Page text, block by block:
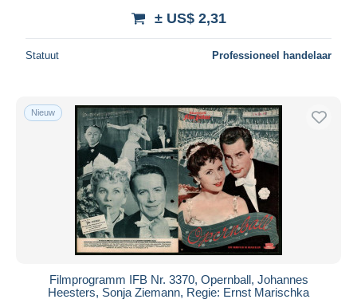
± US$ 2,31
Statuut Professioneel handelaar
Nieuw
Filmprogramm IFB Nr. 3370, Opernball, Johannes
Heesters, Sonja Ziemann, Regie: Ernst Marischka